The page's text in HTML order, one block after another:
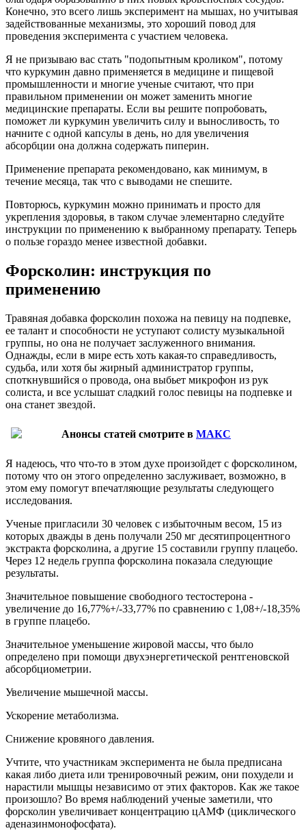
Конечно, это всего лишь эксперимент на мышах, но учитывая
задействованные механизмы, это хороший повод для
проведения эксперимента с участием человека.
Я не призываю вас стать "подопытным кроликом", потому
что куркумин давно применяется в медицине и пищевой
промышленности и многие ученые считают, что при
правильном применении он может заменить многие
медицинские препараты. Если вы решите попробовать,
поможет ли куркумин увеличить силу и выносливость, то
начните с одной капсулы в день, но для увеличения
абсорбции она должна содержать пиперин.
Применение препарата рекомендовано, как минимум, в
течение месяца, так что с выводами не спешите.
Повторюсь, куркумин можно принимать и просто для
укрепления здоровья, в таком случае элементарно следуйте
инструкции по применению к выбранному препарату. Теперь
о пользе гораздо менее известной добавки.
Форсколин: инструкция по
применению
Травяная добавка форсколин похожа на певицу на подпевке,
ее талант и способности не уступают солисту музыкальной
группы, но она не получает заслуженного внимания.
Однажды, если в мире есть хоть какая-то справедливость,
судьба, или хотя бы жирный администратор группы,
споткнувшийся о провода, она выбьет микрофон из рук
солиста, и все услышат сладкий голос певицы на подпевке и
она станет звездой.
Анонсы статей смотрите в МАКС
Я надеюсь, что что-то в этом духе произойдет с форсколином,
потому что он этого определенно заслуживает, возможно, в
этом ему помогут впечатляющие результаты следующего
исследования.
Ученые пригласили 30 человек с избыточным весом, 15 из
которых дважды в день получали 250 мг десятипроцентного
экстракта форсколина, а другие 15 составили группу плацебо.
Через 12 недель группа форсколина показала следующие
результаты.
Значительное повышение свободного тестостерона -
увеличение до 16,77%+/-33,77% по сравнению с 1,08+/-18,35%
в группе плацебо.
Значительное уменьшение жировой массы, что было
определено при помощи двухэнергетической рентгеновской
абсорбциометрии.
Увеличение мышечной массы.
Ускорение метаболизма.
Снижение кровяного давления.
Учтите, что участникам эксперимента не была предписана
какая либо диета или тренировочный режим, они похудели и
нарастили мышцы независимо от этих факторов. Как же такое
произошло? Во время наблюдений ученые заметили, что
форсколин увеличивает концентрацию цАМФ (циклического
аденазинмонофосфата).